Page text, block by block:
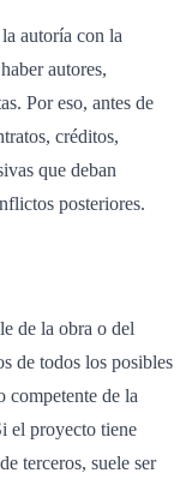
autoría con la
autores,
Por eso, antes de
créditos,
que deban
posteriores.
de la obra o del
de todos los posibles
competente de la
el proyecto tiene
terceros, suele ser